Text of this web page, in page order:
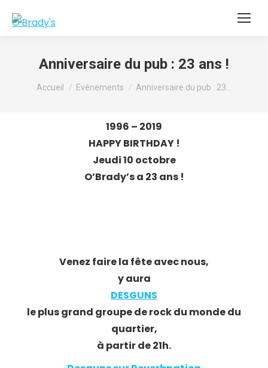
Anniversaire du pub : 23 ans !
Vous êtes ici :
Accueil Evénements Anniversaire du pub : 23…
1996 – 2019
HAPPY BIRTHDAY !
Jeudi 10 octobre
O’Brady’s a 23 ans !
Venez faire la fête avec nous,
y aura
DESGUNS
le plus grand groupe de rock du monde du
quartier,
à partir de 21h.